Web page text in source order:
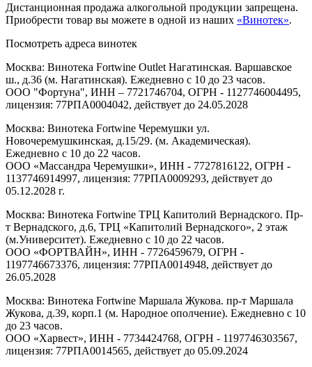
Дистанционная продажа алкогольной продукции запрещена.
Приобрести товар вы можете в одной из наших «Винотек».
Посмотреть адреса винотек
Москва: Винотека Fortwine Outlet Нагатинская. Варшавское
ш., д.36 (м. Нагатинская). Ежедневно с 10 до 23 часов.
ООО "Фортуна", ИНН – 7721746704, ОГРН - 1127746004495,
лицензия: 77РПА0004042, действует до 24.05.2028
Москва: Винотека Fortwine Черемушки ул.
Новочеремушкинская, д.15/29. (м. Академическая).
Ежедневно с 10 до 22 часов.
ООО «Массандра Черемушки», ИНН - 7727816122, ОГРН -
1137746914997, лицензия: 77РПА0009293, действует до
05.12.2028 г.
Москва: Винотека Fortwine ТРЦ Капитолий Вернадского. Пр-
т Вернадского, д.6, ТРЦ «Капитолий Вернадского», 2 этаж
(м.Университет). Ежедневно с 10 до 22 часов.
ООО «ФОРТВАЙН», ИНН - 7726459679, ОГРН -
1197746673376, лицензия: 77РПА0014948, действует до
26.05.2028
Москва: Винотека Fortwine Маршала Жукова. пр-т Маршала
Жукова, д.39, корп.1 (м. Народное ополчение). Ежедневно с 10
до 23 часов.
ООО «Харвест», ИНН - 7734424768, ОГРН - 1197746303567,
лицензия: 77РПА0014565, действует до 05.09.2024